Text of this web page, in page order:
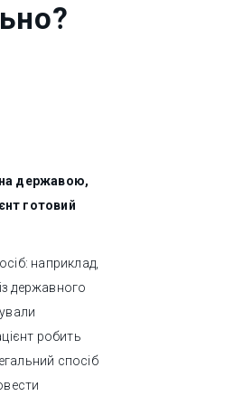
державою,
готовий
наприклад,
державного
робить
спосіб